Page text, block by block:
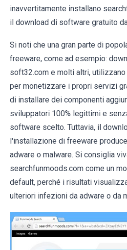
inavvertitamente installano
il download di software gratuito
Si noti che una gran parte di
freeware, come ad esempio:
soft32.com e molti altri,
per monetizzare i propri servizi
di installare dei componenti
sviluppatori 100% legittimi e
software scelto. Tuttavia, il
l'installazione di freeware
adware o malware. Si consiglia
searchfunmoods.com come un
default, perché i risultati
ulteriori infezioni da adware o da